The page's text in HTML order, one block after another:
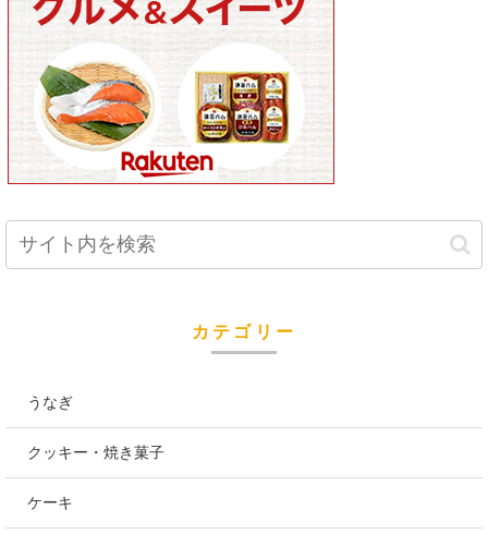
カテゴリー
うなぎ
クッキー・焼き菓子
ケーキ